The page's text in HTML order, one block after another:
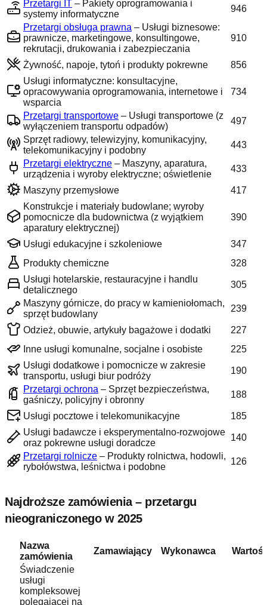
Przetargi IT – Pakiety oprogramowania i
systemy informatyczne
946
Przetargi obsługa prawna – Usługi biznesowe:
prawnicze, marketingowe, konsultingowe,
rekrutacji, drukowania i zabezpieczania
910
Żywność, napoje, tytoń i produkty pokrewne
856
Usługi informatyczne: konsultacyjne,
opracowywania oprogramowania, internetowe i
wsparcia
734
Przetargi transportowe – Usługi transportowe (z
wyłączeniem transportu odpadów)
497
Sprzęt radiowy, telewizyjny, komunikacyjny,
telekomunikacyjny i podobny
443
Przetargi elektryczne – Maszyny, aparatura,
urządzenia i wyroby elektryczne; oświetlenie
433
Maszyny przemysłowe
417
Konstrukcje i materiały budowlane; wyroby
pomocnicze dla budownictwa (z wyjątkiem
aparatury elektrycznej)
390
Usługi edukacyjne i szkoleniowe
347
Produkty chemiczne
328
Usługi hotelarskie, restauracyjne i handlu
detalicznego
305
Maszyny górnicze, do pracy w kamieniołomach,
sprzęt budowlany
239
Odzież, obuwie, artykuły bagażowe i dodatki
227
Inne usługi komunalne, socjalne i osobiste
225
Usługi dodatkowe i pomocnicze w zakresie
transportu, usługi biur podróży
190
Przetargi ochrona – Sprzęt bezpieczeństwa,
gaśniczy, policyjny i obronny
188
Usługi pocztowe i telekomunikacyjne
185
Usługi badawcze i eksperymentalno-rozwojowe
oraz pokrewne usługi doradcze
140
Przetargi rolnicze – Produkty rolnictwa, hodowli,
rybołówstwa, leśnictwa i podobne
126
Najdroższe zamówienia – przetargu
nieograniczonegow 2025
Nazwa
zamówienia
Zamawiający Wykonawca
Świadczenie
usługi
kompleksowej
polegającej na